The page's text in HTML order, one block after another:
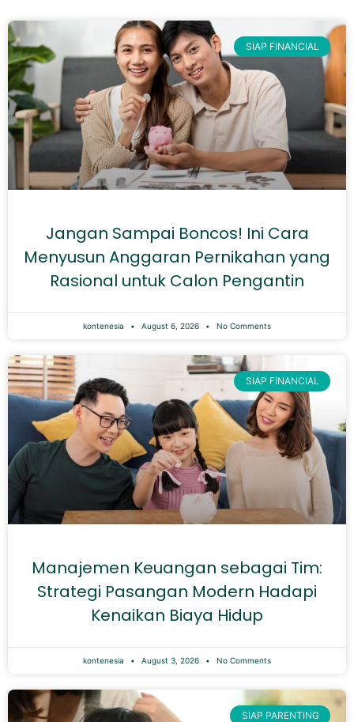
SIAP FINANCIAL
Jangan Sampai Boncos! Ini Cara
Menyusun Anggaran Pernikahan yang
Rasional untuk Calon Pengantin
kontenesia August 6, 2026 No Comments
SIAP FINANCIAL
Manajemen Keuangan sebagai Tim:
Strategi Pasangan Modern Hadapi
Kenaikan Biaya Hidup
kontenesia August 3, 2026 No Comments
SIAP PARENTING